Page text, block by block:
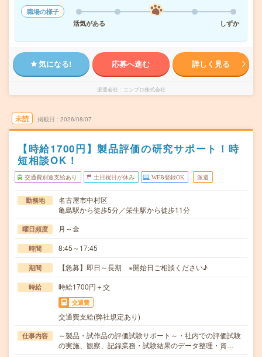
職場の様子
活気がある
しずか
気になる! 応募へ進む 詳しく見る
派遣会社 エンプロ株式会社
未読 掲載日 2026/08/07
【時給1700円】製品評価の研究サポート！時
短相談OK！
交通費別途支給あり 土日祝日が休み WEB登録OK 派遣
勤務地
名古屋市中村区
亀島駅から徒歩5分／栄生駅から徒歩11分
曜日頻度 月～金
時間 8:45～17:45
期間 【急募】即日～長期 ※開始日ご相談ください♪
時給 時給1700円＋交
交通費
交通費支給(弊社規定あり)
仕事内容
～製品・試作品の評価試験サポート～・社内での評価試験
の実施、観察、記録業務・試験結果のデータ整理・資…